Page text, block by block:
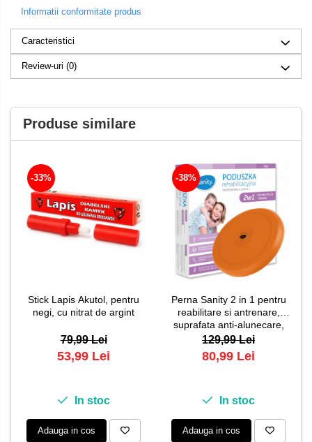
Informatii conformitate produs
Caracteristici
Review-uri (0)
Produse similare
-33%
Stick Lapis Akutol, pentru
negi, cu nitrat de argint
79,99 Lei
53,99 Lei
In stoc
Adauga in cos
-38%
Perna Sanity 2 in 1 pentru
reabilitare si antrenare,
suprafata anti-alunecare,
greutate maxima 260 kg,
diametru 35 cm, Portocaliu
129,99 Lei
80,99 Lei
In stoc
Adauga in cos